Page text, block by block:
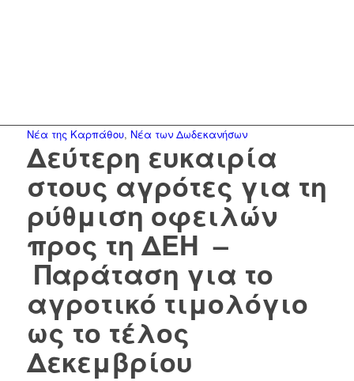
Νέα της Καρπάθου, Νέα των Δωδεκανήσων
Δεύτερη ευκαιρία
στους αγρότες για τη
ρύθμιση οφειλών
προς τη ΔΕΗ –
Παράταση για το
αγροτικό τιμολόγιο
ως το τέλος
Δεκεμβρίου